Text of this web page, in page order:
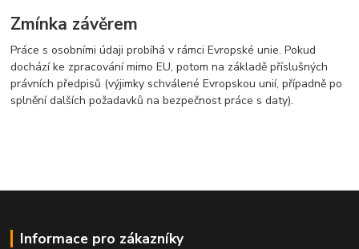
Zmínka závěrem
Práce s osobními údaji probíhá v rámci Evropské unie. Pokud
dochází ke zpracování mimo EU, potom na základě příslušných
právních předpisů (výjimky schválené Evropskou unií, případně po
splnění dalších požadavků na bezpečnost práce s daty).
Informace pro zákazníky